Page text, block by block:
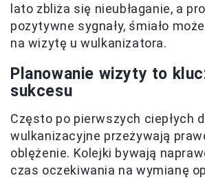
lato zbliża się nieubłaganie, a
pozytywne sygnały, śmiało
na wizytę u wulkanizatora.
Planowanie wizyty to
sukcesu
Często po pierwszych ciepłych
wulkanizacyjne przeżywają
oblężenie. Kolejki bywają
czas oczekiwania na wymianę